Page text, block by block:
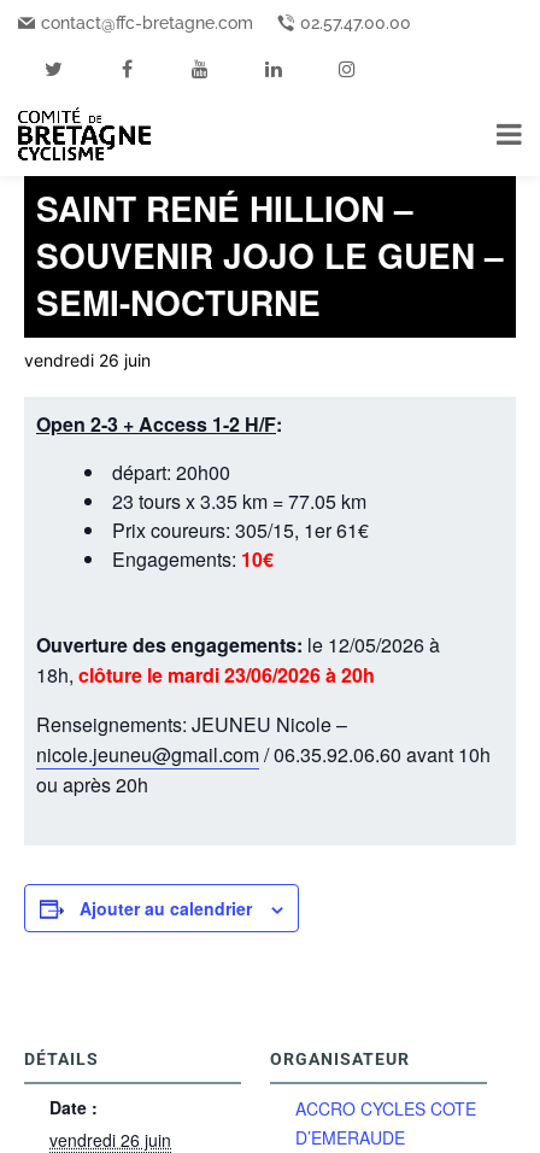
contact@ffc-bretagne.com 02.57.47.00.00
« Tous les Événements
Cet événement est passé.
SAINT RENÉ HILLION –
SOUVENIR JOJO LE GUEN –
SEMI-NOCTURNE
vendredi 26 juin
Open 2-3 + Access 1-2 H/F:
départ: 20h00
23 tours x 3.35 km = 77.05 km
Prix coureurs: 305/15, 1er 61€
Engagements: 10€
Ouverture des engagements: le 12/05/2026 à
18h, clôture le mardi 23/06/2026 à 20h
Renseignements: JEUNEU Nicole –
nicole.jeuneu@gmail.com/ 06.35.92.06.60 avant 10h
ou après 20h
Ajouter au calendrier
DÉTAILS
Date :
vendredi 26 juin
ORGANISATEUR
ACCRO CYCLES COTE
D’EMERAUDE